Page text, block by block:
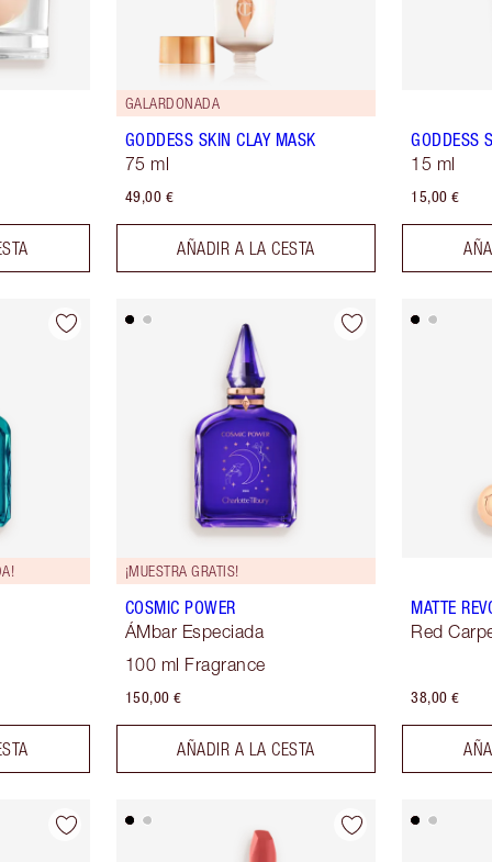
GALARDONADA
GODDESS SKIN CLAY MASK
75 ml
49,00 €
AÑADIR A LA CESTA
GODDESS
15 ml
15,00 €
¡MUESTRA GRATIS!
COSMIC POWER
ÁMbar Especiada
100 ml Fragrance
150,00 €
AÑADIR A LA CESTA
MATTE
Red
38,00 €